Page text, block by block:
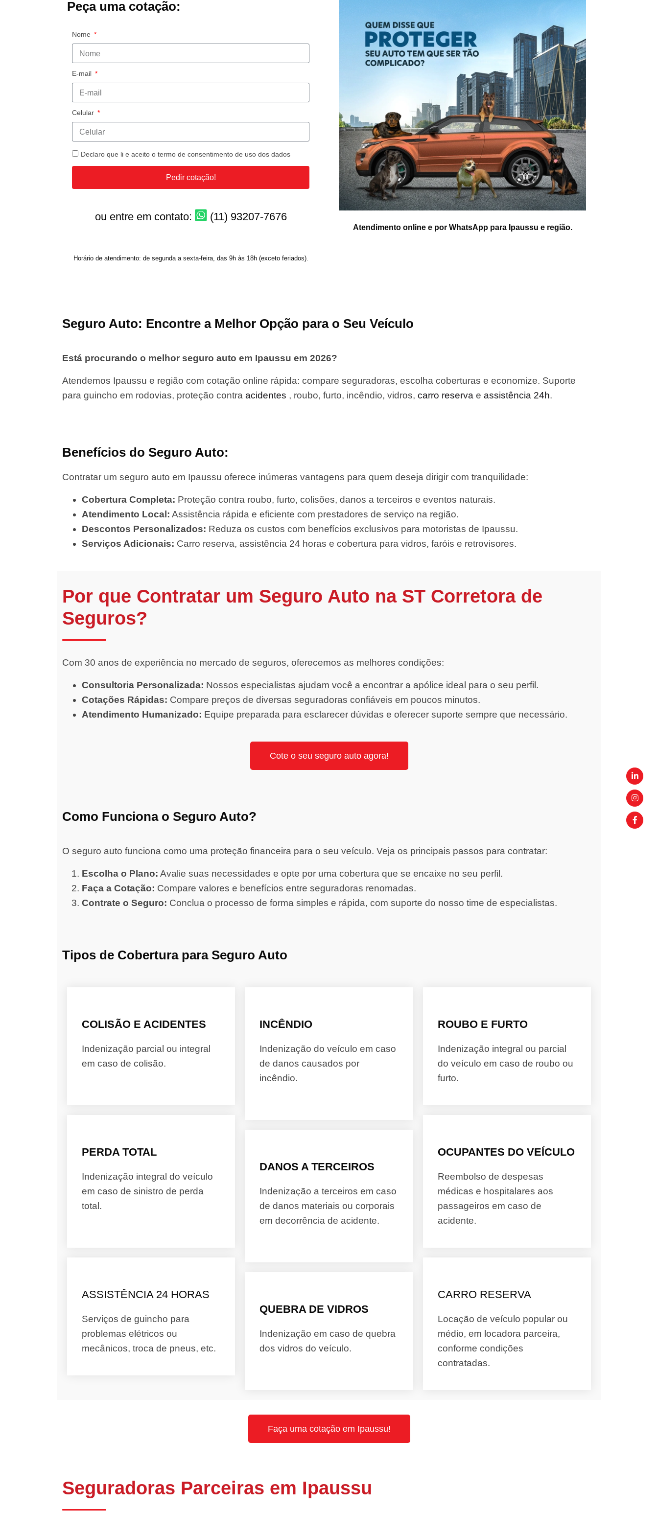
Peça uma cotação:
Nome
E-mail
Celular
Declaro que li e aceito o termo de consentimento de uso dos dados
Pedir cotação!
ou entre em contato: (11) 93207-7676
Horário de atendimento: de segunda a sexta-feira, das 9h às 18h (exceto feriados).
Atendimento online e por WhatsApp para Ipaussu e região.
Seguro Auto: Encontre a Melhor Opção para o Seu Veículo
Está procurando o melhor seguro auto em Ipaussu em 2026?
Atendemos Ipaussu e região com cotação online rápida: compare seguradoras, escolha coberturas e economize. Suporte
para guincho em rodovias, proteção contra acidentes , roubo, furto, incêndio, vidros, carro reserva e assistência 24h.
Benefícios do Seguro Auto:
Contratar um seguro auto em Ipaussu oferece inúmeras vantagens para quem deseja dirigir com tranquilidade:
Cobertura Completa: Proteção contra roubo, furto, colisões, danos a terceiros e eventos naturais.
Atendimento Local: Assistência rápida e eficiente com prestadores de serviço na região.
Descontos Personalizados: Reduza os custos com benefícios exclusivos para motoristas de Ipaussu.
Serviços Adicionais: Carro reserva, assistência 24 horas e cobertura para vidros, faróis e retrovisores.
Por que Contratar um Seguro Auto na ST Corretora de
Seguros?
Com 30 anos de experiência no mercado de seguros, oferecemos as melhores condições:
Consultoria Personalizada: Nossos especialistas ajudam você a encontrar a apólice ideal para o seu perfil.
Cotações Rápidas: Compare preços de diversas seguradoras confiáveis em poucos minutos.
Atendimento Humanizado: Equipe preparada para esclarecer dúvidas e oferecer suporte sempre que necessário.
Cote o seu seguro auto agora!
Como Funciona o Seguro Auto?
O seguro auto funciona como uma proteção financeira para o seu veículo. Veja os principais passos para contratar:
Escolha o Plano: Avalie suas necessidades e opte por uma cobertura que se encaixe no seu perfil.
Faça a Cotação: Compare valores e benefícios entre seguradoras renomadas.
Contrate o Seguro: Conclua o processo de forma simples e rápida, com suporte do nosso time de especialistas.
Tipos de Cobertura para Seguro Auto
COLISÃO E ACIDENTES
Indenização parcial ou integral
em caso de colisão.
PERDA TOTAL
Indenização integral do veículo
em caso de sinistro de perda
total.
ASSISTÊNCIA 24 HORAS
Serviços de guincho para
problemas elétricos ou
mecânicos, troca de pneus, etc.
INCÊNDIO
Indenização do veículo em caso
de danos causados por
incêndio.
DANOS A TERCEIROS
Indenização a terceiros em caso
de danos materiais ou corporais
em decorrência de acidente.
QUEBRA DE VIDROS
Indenização em caso de quebra
dos vidros do veículo.
ROUBO E FURTO
Indenização integral ou parcial
do veículo em caso de roubo ou
furto.
OCUPANTES DO VEÍCULO
Reembolso de despesas
médicas e hospitalares aos
passageiros em caso de
acidente.
CARRO RESERVA
Locação de veículo popular ou
médio, em locadora parceira,
conforme condições
contratadas.
Faça uma cotação em Ipaussu!
Seguradoras Parceiras em Ipaussu